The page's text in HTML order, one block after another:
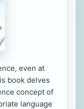
even at
book delves
concept of
language